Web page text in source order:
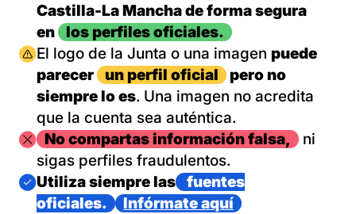
Castilla-La Mancha de forma segura
en
los perfiles oficiales.
Imagen
El logo de la Junta o una imagen puede
parecer
un perfil oficial
pero no
siempre lo es. Una imagen no acredita
que la cuenta sea auténtica.
ImagenNo compartas información falsa,
ni
sigas perfiles fraudulentos.
Imagen
Utiliza siempre las
fuentes
oficiales.
Infórmate aquí